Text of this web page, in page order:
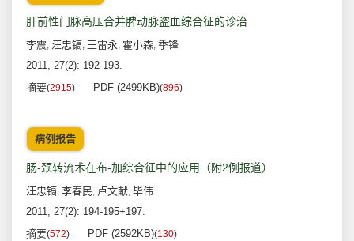
肝前性门脉高压合并脾动脉盗血综合征的诊治
李震, 汪忠镐, 王雷永, 霍小森, 季锋
2011, 27(2): 192-193.
摘要(2915) PDF (2499KB)(896)
病例报告
肠-颈转流术在布-加综合征中的应用（附2例报道）
汪忠镐, 李春民, 卢文献, 毕伟
2011, 27(2): 194-195+197.
摘要(572) PDF (2592KB)(130)